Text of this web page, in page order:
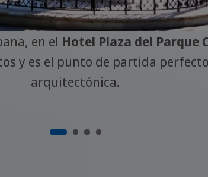
en el Hotel Plaza del Parque
y es el punto de partida
arquitectónica.